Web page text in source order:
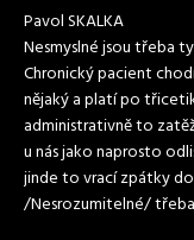
Pavol SKALKA
Nesmyslné jsou třeba
Chronický pacient
nějaký a platí po
administrativně to
u nás jako naprosto
jinde to vrací zpátky
/Nesrozumitelné/